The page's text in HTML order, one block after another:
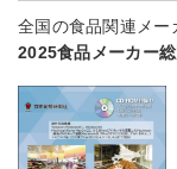
全国の食品関連メ
2025食品メーカー